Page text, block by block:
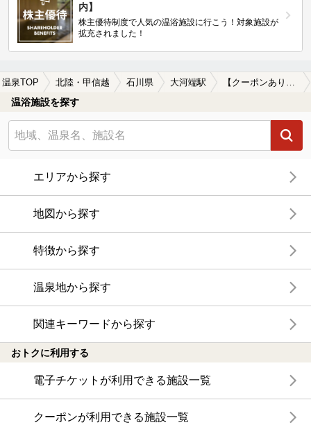
内】
株主優待制度で人気の温浴施設に行こう！対象施設が
拡充されました！
温泉TOP 北陸・甲信越 石川県 大河端駅
温浴施設を探す
エリアから探す
地図から探す
特徴から探す
温泉地から探す
関連キーワードから探す
おトクに利用する
電子チケットが利用できる施設一覧
クーポンが利用できる施設一覧